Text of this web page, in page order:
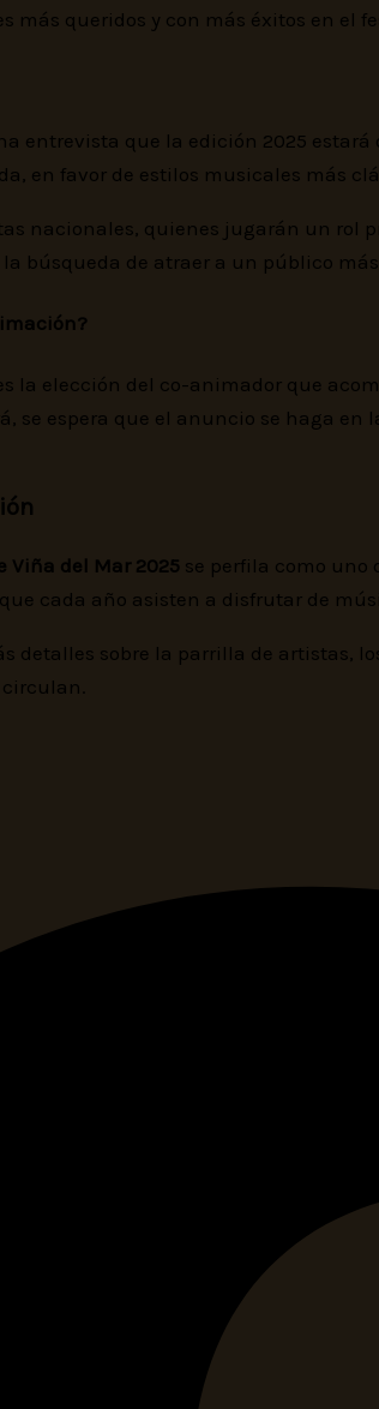
más queridos y con más éxitos en el
entrevista que la edición 2025
en favor de estilos musicales más
nacionales, quienes jugarán un rol
búsqueda de atraer a un público
la elección del co-animador que
se espera que el anuncio se haga
Viña del Mar 2025 se perfila como uno
cada año asisten a disfrutar de
detalles sobre la parrilla de artistas,